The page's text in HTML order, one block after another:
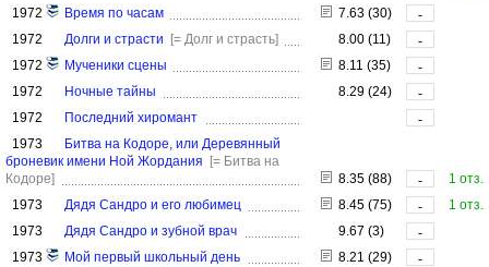
1972
Время по часам 7.63 (30)
-
1972
Долги и страсти [= Долг и страсть] 8.00 (11)
-
1972
Мученики сцены 8.11 (35)
-
1972
Ночные тайны 8.29 (24)
-
1972
Последний хиромант
-
1973
Битва на Кодоре, или Деревянный
броневик имени Ной Жордания
[= Битва на
Кодоре]
8.35 (88) -
1 отз.
1973
Дядя Сандро и его любимец 8.45 (75) -
1 отз.
1973
Дядя Сандро и зубной врач 9.67 (3)
-
1973
Мой первый школьный день 8.21 (29)
-